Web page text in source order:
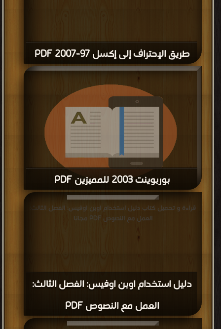
طريق الإحتراف إلى إكسل 97-2007 PDF
بوربوينت 2003 للمميزين PDF
قراءة و تحميل كتاب بوربوينت 2003 للمميزين PDF مجانا
دليل استخدام اوبن اوفيس: الفصل الثالث:
العمل مع النصوص PDF
قراءة و تحميل كتاب دليل استخدام اوبن اوفيس: الفصل الثالث:
العمل مع النصوص PDF مجانا